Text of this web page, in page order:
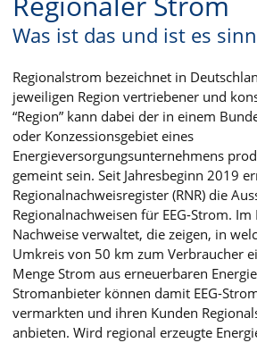
Was ist das und ist es
Regionalstrom bezeichnet in
jeweiligen Region vertriebener und
“Region” kann dabei der in einem
oder Konzessionsgebiet eines
Energieversorgungsunternehmens
gemeint sein. Seit Jahresbeginn 2019
Regionalnachweisregister (RNR) die
Regionalnachweisen für EEG-Strom. Im
Nachweise verwaltet, die zeigen, in
Umkreis von 50 km zum Verbraucher
Menge Strom aus erneuerbaren
Stromanbieter können damit EEG-
vermarkten und ihren Kunden
anbieten. Wird regional erzeugte